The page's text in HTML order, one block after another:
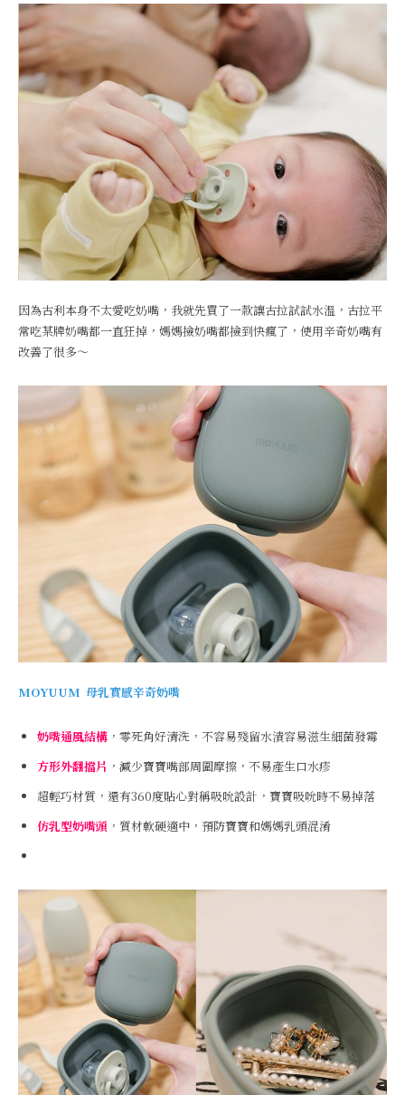
因為古利本身不太愛吃奶嘴，我就先買了一款讓古拉試試水溫，古拉平
常吃某牌奶嘴都一直狂掉，媽媽撿奶嘴都撿到快瘋了，使用辛奇奶嘴有
改善了很多～
MOYUUM 母乳實感辛奇奶嘴
奶嘴通風結構 ，零死角好清洗，不容易殘留水漬容易滋生細菌發霉
方形外翻擋片 ，減少寶寶嘴部周圍摩擦，不易產生口水疹
超輕巧材質，還有360度貼心對稱吸吮設計，寶寶吸吮時不易掉落
仿乳型奶嘴頭 ，質材軟硬適中，預防寶寶和媽媽乳頭混淆